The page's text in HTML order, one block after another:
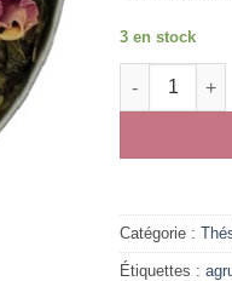
3 en stock
quantité de
Catégorie :
Étiquettes :